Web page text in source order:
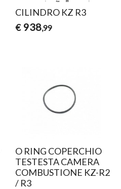
CILINDRO KZ R3
€ 938,99
O RING COPERCHIO
TESTESTA CAMERA
COMBUSTIONE KZ-R2
/ R3